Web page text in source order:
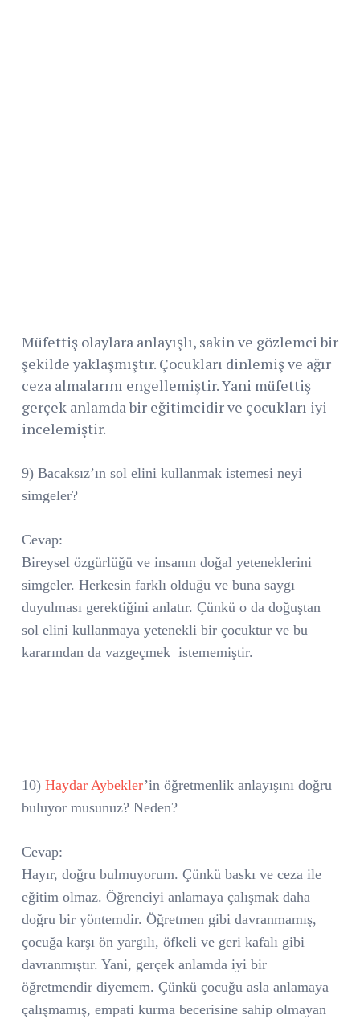
Müfettiş olaylara anlayışlı, sakin ve gözlemci bir
şekilde yaklaşmıştır. Çocukları dinlemiş ve ağır
ceza almalarını engellemiştir. Yani müfettiş
gerçek anlamda bir eğitimcidir ve çocukları iyi
incelemiştir.
9) Bacaksız’ın sol elini kullanmak istemesi neyi
simgeler?
Cevap:
Bireysel özgürlüğü ve insanın doğal yeteneklerini
simgeler. Herkesin farklı olduğu ve buna saygı
duyulması gerektiğini anlatır. Çünkü o da doğuştan
sol elini kullanmaya yetenekli bir çocuktur ve bu
kararından da vazgeçmek istememiştir.
10) Haydar Aybekler’in öğretmenlik anlayışını doğru
buluyor musunuz? Neden?
Cevap:
Hayır, doğru bulmuyorum. Çünkü baskı ve ceza ile
eğitim olmaz. Öğrenciyi anlamaya çalışmak daha
doğru bir yöntemdir. Öğretmen gibi davranmamış,
çocuğa karşı ön yargılı, öfkeli ve geri kafalı gibi
davranmıştır. Yani, gerçek anlamda iyi bir
öğretmendir diyemem. Çünkü çocuğu asla anlamaya
çalışmamış, empati kurma becerisine sahip olmayan